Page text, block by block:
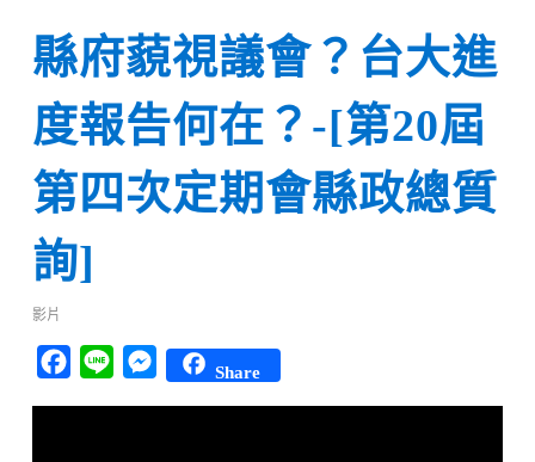
縣府藐視議會？台大進
度報告何在？-[第20屆
第四次定期會縣政總質
詢]
影片
Facebook
Line Messenger
Share